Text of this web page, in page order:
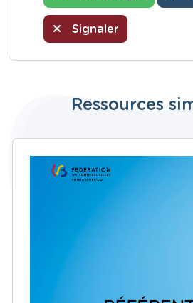
Signaler
Ressources